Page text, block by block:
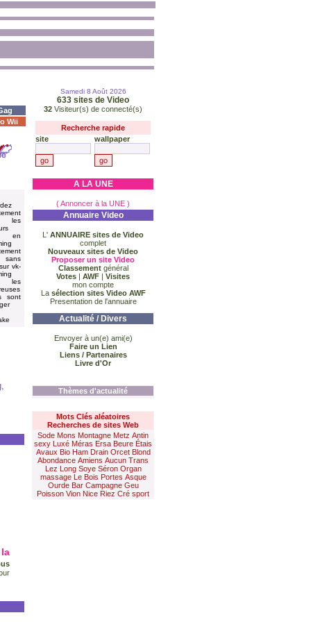
Wii
les
en
vk-
les
sont
Samedi 8 Août 2026
633 sites de Video
32 Visiteur(s) de connecté(s)
Recherche rapide
site
wallpaper
A LA UNE
( Annoncer à la UNE )
Annuaire Video
L' ANNUAIRE sites de Video
complet
Nouveaux sites de Video
Proposer un site Video
Classementgénéral
Votes | AWF | Visites
mon compte
Lasélection sites Video AWF
Presentation de l'annuaire
Actualité / Divers
Envoyer à un(e) ami(e)
Faire un Lien
Liens / Partenaires
Livre d'Or
Thèmes d'actualité
Mots Clés aléatoires
Recherches de sites Web
Sode Mons Montagne Metz Antin
sexy Luxé Méras Ersa Beure Étais
Avaux Bio Ham Drain Orcet Blond
Abondance Amiens Aucun Trans
Lez Long Soye Séron Organ
massage Le Bois Portes Asque
Ourde Bar Campagne Geu
Poisson Vion Nice Riez Cré sport